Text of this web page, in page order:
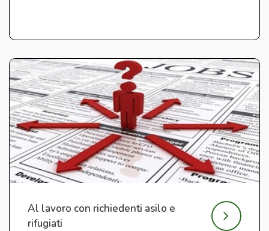
Al lavoro con richiedenti asilo e
rifugiati